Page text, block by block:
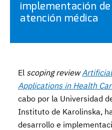
implementación
atención médica
El scoping review
Applications in Health
cabo por la Universidad
Instituto de Karolinska,
desarrollo e